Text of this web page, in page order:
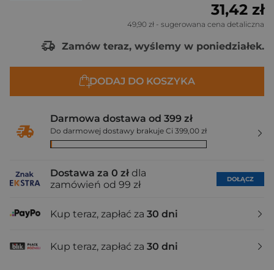
31,42 zł
49,90 zł - sugerowana cena detaliczna
Zamów teraz, wyślemy w poniedziałek.
DODAJ DO KOSZYKA
Darmowa dostawa od 399 zł
Do darmowej dostawy brakuje Ci 399,00 zł
Dostawa za 0 zł dla
zamówień od 99 zł
DOŁĄCZ
Kup teraz, zapłać za 30 dni
Kup teraz, zapłać za 30 dni